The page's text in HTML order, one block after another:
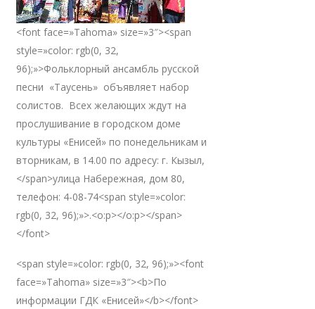
<font face=»Tahoma» size=»3″><span
style=»color: rgb(0, 32,
96);»>Фольклорный ансамбль русской
песни «Таусень» объявляет набор
солистов. Всех желающих ждут на
прослушивание в городском доме
культуры «Енисей» по понедельникам и
вторникам, в 14.00 по адресу: г. Кызыл,
</span>улица Набережная, дом 80,
телефон: 4-08-74<span style=»color:
rgb(0, 32, 96);»>.<o:p></o:p></span>
</font>
<span style=»color: rgb(0, 32, 96);»><font
face=»Tahoma» size=»3″><b>По
информации ГДК «Енисей»</b></font>